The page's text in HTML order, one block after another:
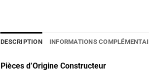
DESCRIPTION INFORMATIONS
Pièces d’Origine Constructeur